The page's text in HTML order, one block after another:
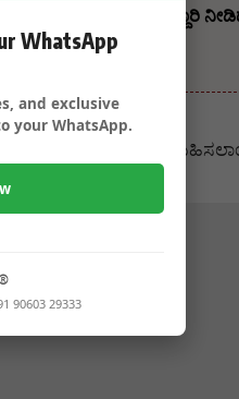
ಸಚಿವರಿಗೆ ಮಹತ್ವದ ಜವಾಬ್ದಾರಿ
ಕಾರಾಗೃಹಕ್ಕೆ
WhatsApp
and exclusive
your WhatsApp.
90603 29333